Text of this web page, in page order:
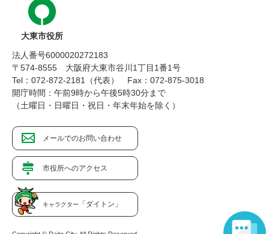
大東市役所
法人番号6000020272183
〒574-8555 大阪府大東市谷川1丁目1番1号
Tel：072-872-2181（代表）
Fax：072-875-3018
開庁時間：午前9時から午後5時30分まで
（土曜日・日曜日・祝日・年末年始を除く）
メールでのお問い合わせ
市役所へのアクセス
キャラクター 「ダイトン」